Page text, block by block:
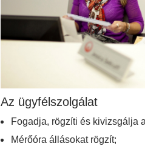
Az ügyfélszolgálat
Fogadja, rögzíti és kivizsgálja
Mérőóra állásokat rögzít;